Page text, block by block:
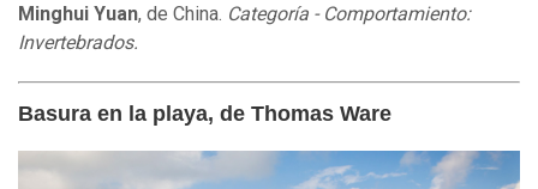
Minghui Yuan, de China. Categoría - Comportamiento:
Invertebrados.
Basura en la playa, de Thomas Ware